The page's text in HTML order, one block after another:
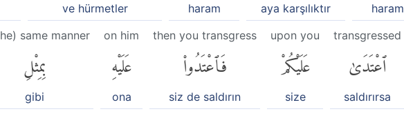
haram
aya karşılıktır
haram
ve hürmetler
transgressed
ٱعْتَدَىٰ
saldırırsa
upon you
عَلَيْكُمْ
size
then you transgress
فَٱعْتَدُوا۟
siz de saldırın
on him
عَلَيْهِ
ona
same manner
بِمِثْلِ
gibi